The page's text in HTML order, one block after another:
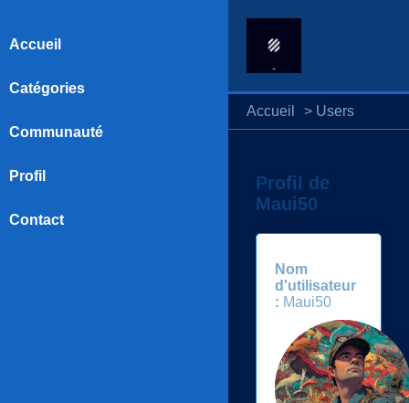
Accueil > Users
Accueil
Catégories
Communauté
Profil
Contact
Profil de
Maui50
Nom
d'utilisateur
: Maui50